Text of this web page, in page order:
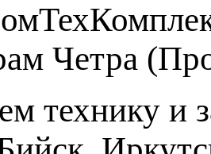
Четра
технику и